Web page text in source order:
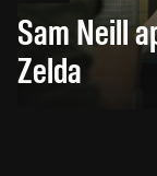
Sam Neill
Zelda